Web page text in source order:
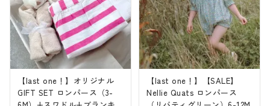
【last one！】オリジナル
GIFT SET ロンパース（3-
【last one！】【SALE】
Nellie Quats ロンパース